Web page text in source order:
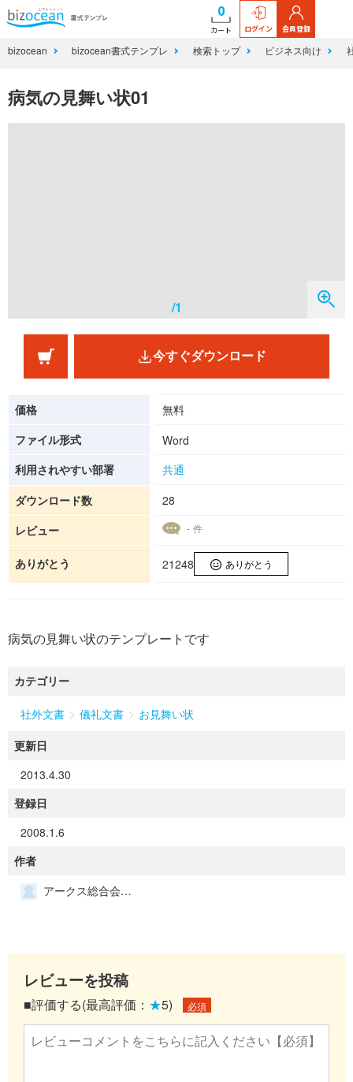
0
カート ログイン 会員登録
bizocean bizocean書式テンプレ 検索トップ ビジネス向け
病気の見舞い状01
/1
今すぐダウンロード
価格
無料
ファイル形式
Word
利用されやすい部署
共通
ダウンロード数
28
レビュー
- 件
ありがとう 21248 ありがとう
病気の見舞い状のテンプレートです
カテゴリー
社外文書 > 儀礼文書 > お見舞い状
更新日
2013.4.30
登録日
2008.1.6
作者
アークス総合会計事務所
レビューを投稿
■評価する(最高評価： ★5) 必須